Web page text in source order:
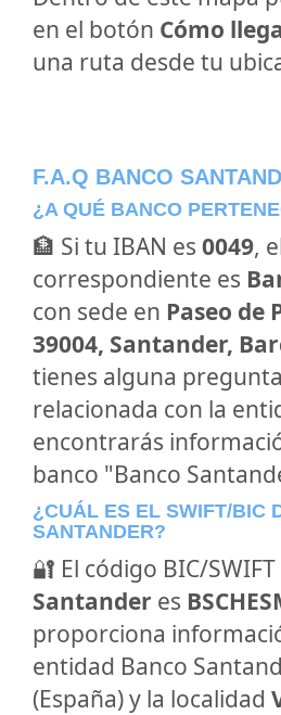
en el botón Cómo
una ruta desde tu
F.A.Q BANCO
¿A QUÉ BANCO
🏦 Si tu IBAN es 0049,
correspondiente es
con sede en Paseo de
39004, Santander,
tienes alguna
relacionada con la
encontrarás
banco "Banco
¿CUÁL ES EL SWIFT/BIC
SANTANDER?
🔐 El código BIC/
Santander es
proporciona
entidad Banco
(España) y la localidad